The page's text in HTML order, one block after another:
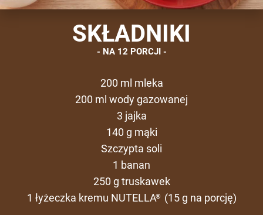
SKŁADNIKI
NA 12 PORCJI
200 ml mleka
200 ml wody gazowanej
3 jajka
140 g mąki
Szczypta soli
1 banan
250 g truskawek
1 łyżeczka kremu NUTELLA® (15 g na porcję)